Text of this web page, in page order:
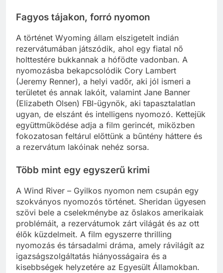
Fagyos tájakon, forró nyomon
A történet Wyoming állam elszigetelt indián
rezervátumában játszódik, ahol egy fiatal nő
holttestére bukkannak a hófödte vadonban. A
nyomozásba bekapcsolódik Cory Lambert
(Jeremy Renner), a helyi vadőr, aki jól ismeri a
területet és annak lakóit, valamint Jane Banner
(Elizabeth Olsen) FBI-ügynök, aki tapasztalatlan
ugyan, de elszánt és intelligens nyomozó. Kettejük
együttműködése adja a film gerincét, miközben
fokozatosan feltárul előttünk a bűntény háttere és
a rezervátum lakóinak nehéz sorsa.
Több mint egy egyszerű krimi
A Wind River – Gyilkos nyomon nem csupán egy
szokványos nyomozós történet. Sheridan ügyesen
szövi bele a cselekménybe az őslakos amerikaiak
problémáit, a rezervátumok zárt világát és az ott
élők küzdelmeit. A film egyszerre thrilling
nyomozás és társadalmi dráma, amely rávilágít az
igazságszolgáltatás hiányosságaira és a
kisebbségek helyzetére az Egyesült Államokban.